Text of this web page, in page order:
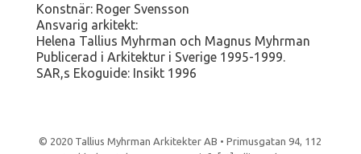
Konstnär: Roger Svensson
Ansvarig arkitekt:
Helena Tallius Myhrman och Magnus Myhrman
Publicerad i Arkitektur i Sverige 1995-1999.
SAR,s Ekoguide: Insikt 1996
© 2020 Tallius Myhrman Arkitekter AB • Primusgatan 94, 112